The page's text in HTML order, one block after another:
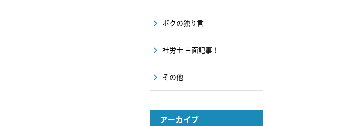
ボクの独り言
社労士 三面記事！
その他
アーカイブ